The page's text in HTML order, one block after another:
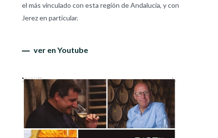
el más vinculado con esta región de Andalucía, y con
Jerez en particular.
ver en Youtube